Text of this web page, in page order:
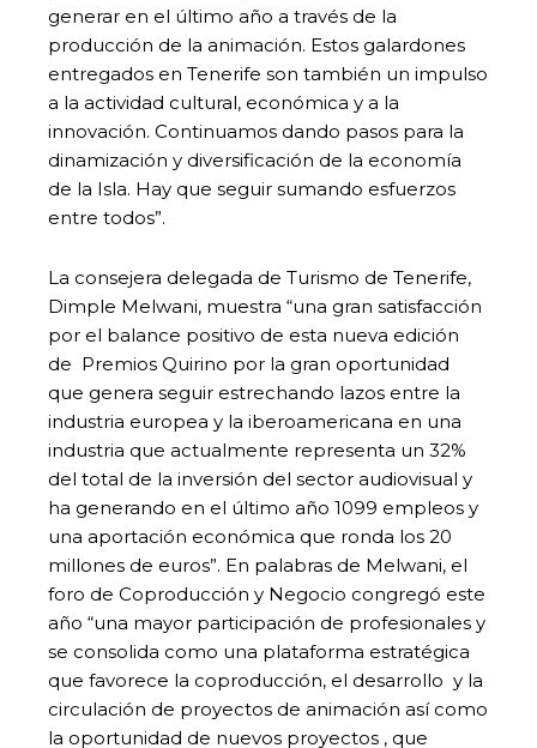
generar en el último año a través de la
producción de la animación. Estos galardones
entregados en Tenerife son también un impulso
a la actividad cultural, económica y a la
innovación. Continuamos dando pasos para la
dinamización y diversificación de la economía
de la Isla. Hay que seguir sumando esfuerzos
entre todos”.
La consejera delegada de Turismo de Tenerife,
Dimple Melwani, muestra “una gran satisfacción
por el balance positivo de esta nueva edición
de Premios Quirino por la gran oportunidad
que genera seguir estrechando lazos entre la
industria europea y la iberoamericana en una
industria que actualmente representa un 32%
del total de la inversión del sector audiovisual y
ha generando en el último año 1099 empleos y
una aportación económica que ronda los 20
millones de euros”. En palabras de Melwani, el
foro de Coproducción y Negocio congregó este
año “una mayor participación de profesionales y
se consolida como una plataforma estratégica
que favorece la coproducción, el desarrollo y la
circulación de proyectos de animación así como
la oportunidad de nuevos proyectos , que